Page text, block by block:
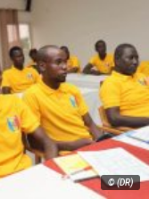
© (DR)